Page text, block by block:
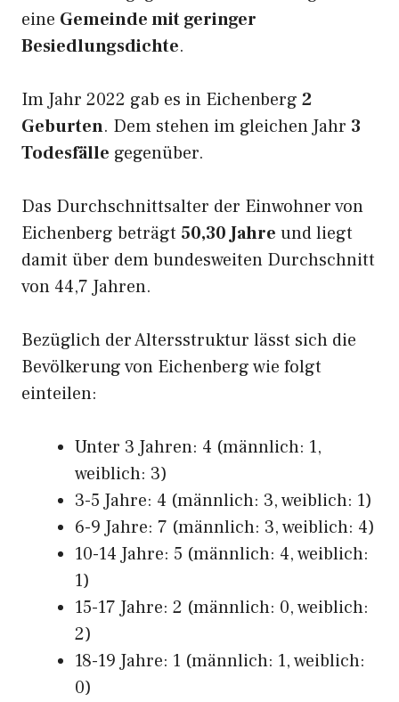
eine Gemeinde mit geringer
Besiedlungsdichte.
Im Jahr 2022 gab es in Eichenberg 2
Geburten. Dem stehen im gleichen Jahr 3
Todesfälle gegenüber.
Das Durchschnittsalter der Einwohner von
Eichenberg beträgt 50,30 Jahre und liegt
damit über dem bundesweiten Durchschnitt
von 44,7 Jahren.
Bezüglich der Altersstruktur lässt sich die
Bevölkerung von Eichenberg wie folgt
einteilen:
Unter 3 Jahren: 4 (männlich: 1,
weiblich: 3)
3-5 Jahre: 4 (männlich: 3, weiblich: 1)
6-9 Jahre: 7 (männlich: 3, weiblich: 4)
10-14 Jahre: 5 (männlich: 4, weiblich:
1)
15-17 Jahre: 2 (männlich: 0, weiblich:
2)
18-19 Jahre: 1 (männlich: 1, weiblich:
0)